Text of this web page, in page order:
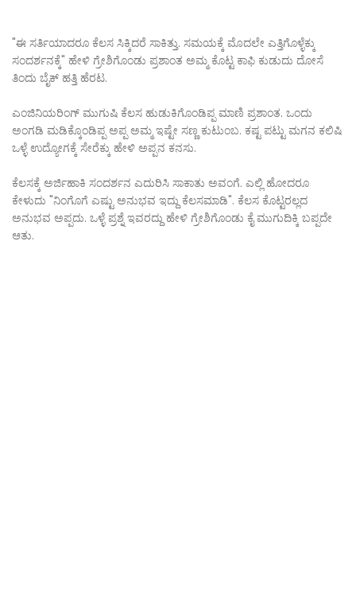
"ಈ ಸರ್ತಿಯಾದರೂ ಕೆಲಸ ಸಿಕ್ಕಿದರೆ ಸಾಕಿತ್ತು. ಸಮಯಕ್ಕೆ ಮೊದಲೇ ಎತ್ತಿಗೊಳ್ಳೆಕ್ಕು
ಸಂದರ್ಶನಕ್ಕೆ" ಹೇಳಿ ಗ್ರೇಶಿಗೊಂಡು ಪ್ರಶಾಂತ ಅಮ್ಮ ಕೊಟ್ಟ ಕಾಫಿ ಕುಡುದು ದೋಸೆ
ತಿಂದು ಬೈಕ್ ಹತ್ತಿ ಹೆರಟ.
ಎಂಜಿನಿಯರಿಂಗ್ ಮುಗುಷಿ ಕೆಲಸ ಹುಡುಕಿಗೊಂಡಿಪ್ಪ ಮಾಣಿ ಪ್ರಶಾಂತ. ಒಂದು
ಅಂಗಡಿ ಮಡಿಕ್ಕೊಂಡಿಪ್ಪ ಅಪ್ಪ ಅಮ್ಮ ಇಷ್ಟೇ ಸಣ್ಣ ಕುಟುಂಬ. ಕಷ್ಟ ಪಟ್ಟು ಮಗನ ಕಲಿಷಿ
ಒಳ್ಳೆ ಉದ್ಯೋಗಕ್ಕೆ ಸೇರೆಕ್ಕು ಹೇಳಿ ಅಪ್ಪನ ಕನಸು.
ಕೆಲಸಕ್ಕೆ ಅರ್ಜಿಹಾಕಿ ಸಂದರ್ಶನ ಎದುರಿಸಿ ಸಾಕಾತು ಅವಂಗೆ. ಎಲ್ಲಿ ಹೋದರೂ
ಕೇಳುದು "ನಿಂಗೊಗೆ ಎಷ್ಟು ಅನುಭವ ಇದ್ದು ಕೆಲಸಮಾಡಿ". ಕೆಲಸ ಕೊಟ್ಟರಲ್ಲದ
ಅನುಭವ ಅಪ್ಪದು. ಒಳ್ಳೆ ಪ್ರಶ್ನೆ ಇವರದ್ದು ಹೇಳಿ ಗ್ರೇಶಿಗೊಂಡು ಕೈ ಮುಗುದಿಕ್ಕಿ ಬಪ್ಪದೇ
ಆತು.